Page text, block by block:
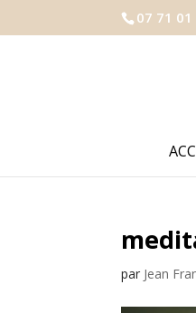
07 71 01
par Jean